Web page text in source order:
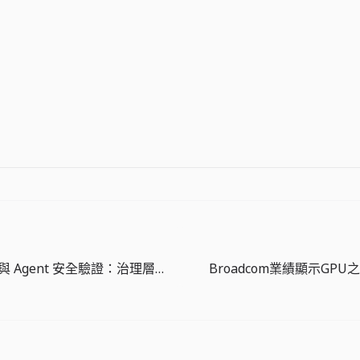
Copilot SDK 與 Agent 安全驗證：治理層正在成為開發工具的核心功能 Broadcom業績顯示GPU